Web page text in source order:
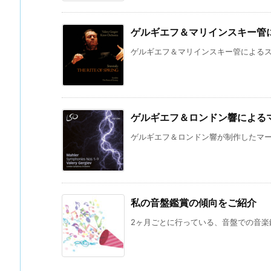
ゲルギエフ＆マリインスキー
ゲルギエフ＆マリインスキー管によ
ゲルギエフ＆ロンドン響によ
ゲルギエフ＆ロンドン響が制作した
私の音盤鑑賞の傾向をご紹介
2ヶ月ごとに行っている、音盤での音